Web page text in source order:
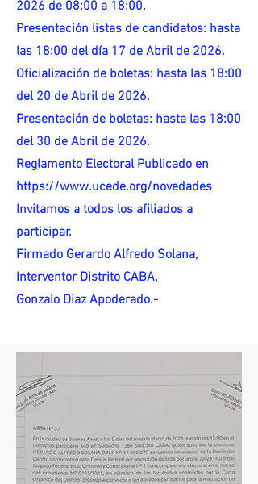
2026 de 08:00 a 18:00.
Presentación listas de candidatos: hasta
las 18:00 del día 17 de Abril de 2026.
Oficialización de boletas: hasta las 18:00
del 20 de Abril de 2026.
Presentación de boletas: hasta las 18:00
del 30 de Abril de 2026.
Reglamento Electoral Publicado en
https://www.ucede.org/novedades
Invitamos a todos los afiliados a
participar.
Firmado Gerardo Alfredo Solana,
Interventor Distrito CABA,
Gonzalo Diaz Apoderado.-